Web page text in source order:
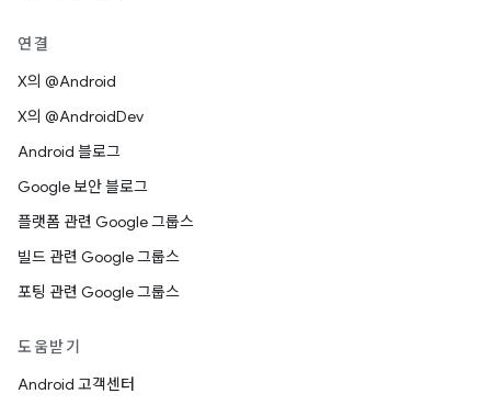
연결
X의 @Android
X의 @AndroidDev
Android 블로그
Google 보안 블로그
플랫폼 관련 Google 그룹스
빌드 관련 Google 그룹스
포팅 관련 Google 그룹스
도움받기
Android 고객센터